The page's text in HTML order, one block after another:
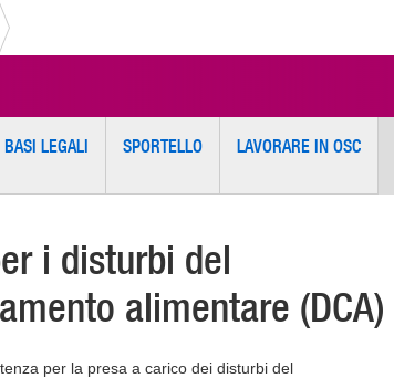
LEGALI SPORTELLO LAVORARE IN OSC
i disturbi del
alimentare (DCA)
per la presa a carico dei disturbi del